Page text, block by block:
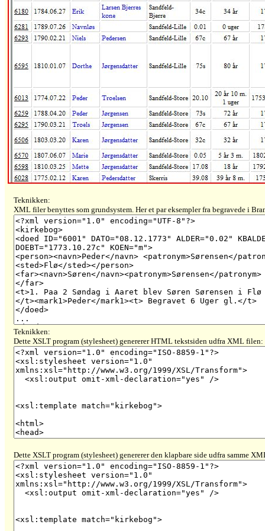
Teknikken:
XML filer benyttes som grundsystem. Her et par eksempler fra begravede i
Teknikken:
Dette XSLT program (stylesheet) genererer HTML tekstsiden udfra XML filen:
Dette XSLT program (stylesheet) genererer den klapbare side udfra samme